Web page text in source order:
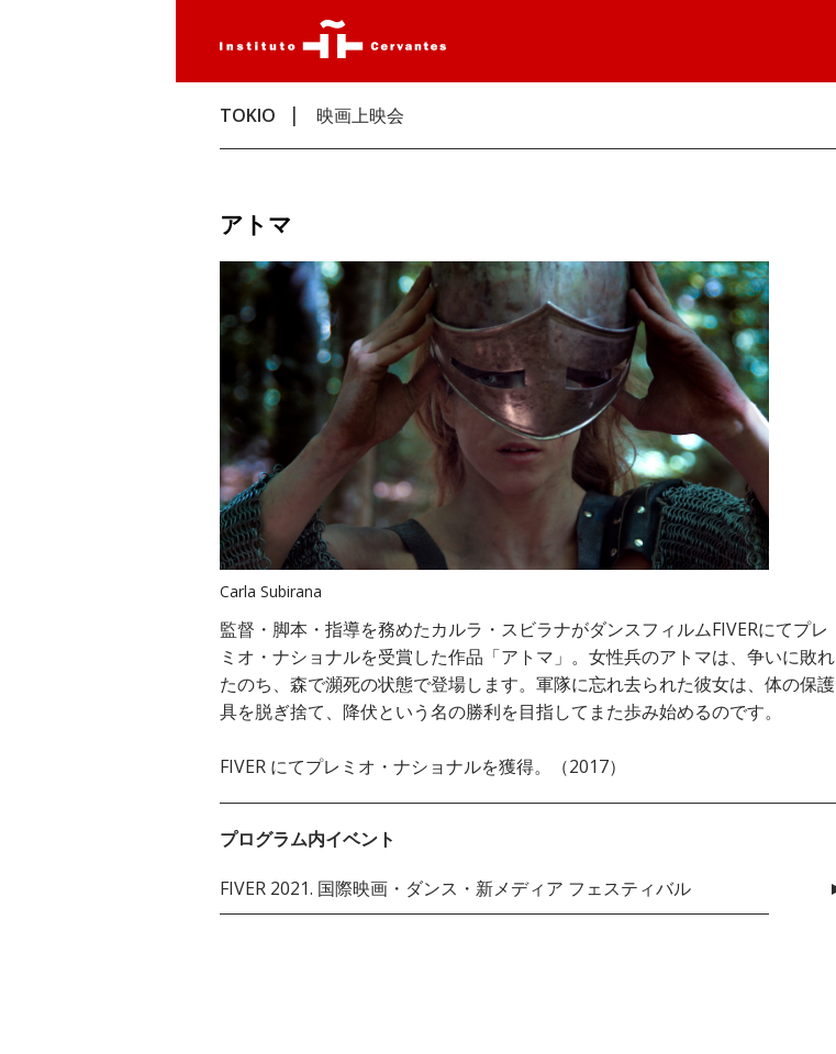
TOKIO 映画上映会
アトマ
Carla Subirana
監督・脚本・指導を務めたカルラ・スビラナがダンスフィルムFIVERにてプレ
ミオ・ナショナルを受賞した作品「アトマ」。女性兵のアトマは、争いに敗れ
たのち、森で瀕死の状態で登場します。軍隊に忘れ去られた彼女は、体の保護
具を脱ぎ捨て、降伏という名の勝利を目指してまた歩み始めるのです。
FIVER にてプレミオ・ナショナルを獲得。（2017）
プログラム内イベント
FIVER 2021. 国際映画・ダンス・新メディア フェスティバル